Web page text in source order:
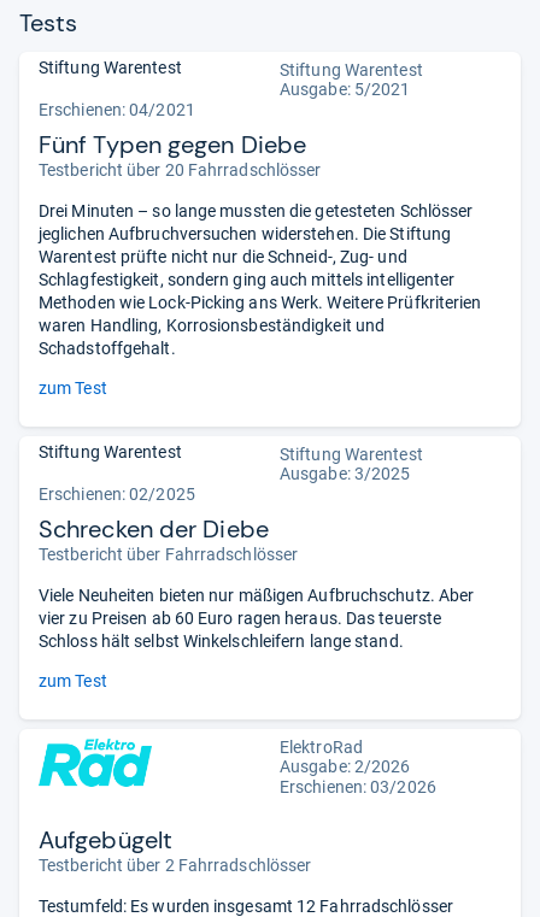
Tests
Stiftung Warentest
Stiftung Warentest
Ausgabe: 5/2021
Erschienen: 04/2021
Fünf Typen gegen Diebe
Testbericht über 20 Fahrradschlösser
Drei Minuten – so lange mussten die getesteten Schlösser
jeglichen Aufbruchversuchen widerstehen. Die Stiftung
Warentest prüfte nicht nur die Schneid-, Zug- und
Schlagfestigkeit, sondern ging auch mittels intelligenter
Methoden wie Lock-Picking ans Werk. Weitere Prüfkriterien
waren Handling, Korrosionsbeständigkeit und
Schadstoffgehalt.
zum Test
Stiftung Warentest
Stiftung Warentest
Ausgabe: 3/2025
Erschienen: 02/2025
Schrecken der Diebe
Testbericht über Fahrradschlösser
Viele Neuheiten bieten nur mäßigen Aufbruchschutz. Aber
vier zu Preisen ab 60 Euro ragen heraus. Das teuerste
Schloss hält selbst Winkelschleifern lange stand.
zum Test
ElektroRad
Ausgabe: 2/2026
Erschienen:03/2026
Aufgebügelt
Testbericht über 2 Fahrradschlösser
Testumfeld: Es wurden insgesamt 12 Fahrradschlösser